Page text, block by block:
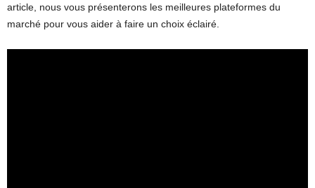
article, nous vous présenterons les meilleures plateformes du
marché pour vous aider à faire un choix éclairé.